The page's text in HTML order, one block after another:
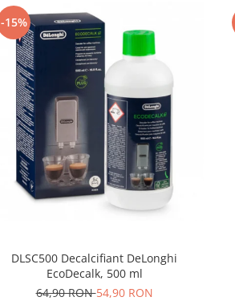
-15%
DLSC500 Decalcifiant DeLonghi
EcoDecalk, 500 ml
64,90 RON54,90 RON